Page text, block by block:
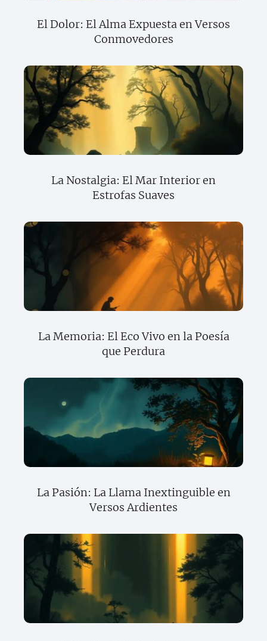
El Dolor: El Alma Expuesta en Versos
Conmovedores
La Nostalgia: El Mar Interior en
Estrofas Suaves
La Memoria: El Eco Vivo en la Poesía
que Perdura
La Pasión: La Llama Inextinguible en
Versos Ardientes